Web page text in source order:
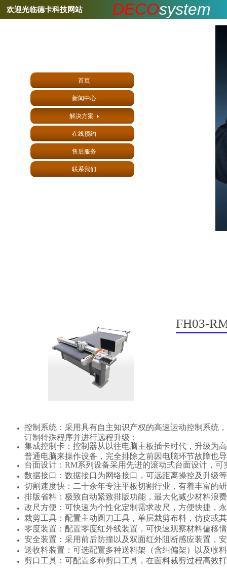
DECOsystem
欢迎光临德卡科技网站
首页
新闻中心
解决方案
在线预约
售后服务
联系我们
FH03-
控制系统：采用具有自主知识产权的高速运动控制系统
订制特殊程序并进行远程升级；
集成控制卡：控制器从以往电脑主板插卡时代，升级为
普通电脑来操作设备，完全排除之前因电脑环节故障也
台面设计：RM系列设备采用先进的滚动式台面设计，
数据接口：数据接口为网络接口，可远距离操控及升级
切割速度快：二十余年专注平板切割行业，有着丰富的
排版省料：极致自动紧致排版功能，最大化减少材料浪
改尺方便：可快速为个性化定制需求改尺，方便快捷，
裁剪工具：配置主动圆刀工具，单层裁剪布料，仿皮或
零度装置：配置零度红外线装置，可快速观察材料偏移
安全装置：采用前后防撞以及双面红外阻断感应装置，
送收料装置：可选配置多种送料架（含纠偏架）以及收
剪口工具：可配置多种剪口工具，在面料裁剪过程高效